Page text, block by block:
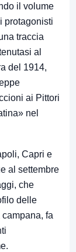
il volume
protagonisti
traccia
al
del 1914,
ai Pittori
nel
Capri e
al settembre
che
delle
fa